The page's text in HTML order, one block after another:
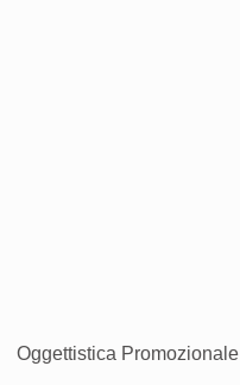
Oggettistica Promozionale